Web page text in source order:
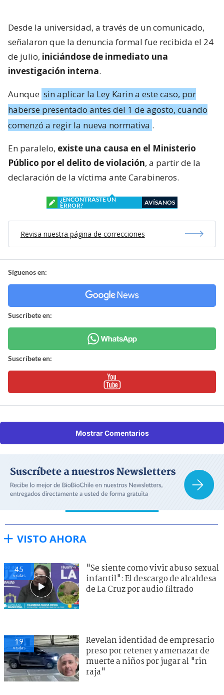
Desde la universidad, a través de un comunicado,
señalaron que la denuncia formal fue recibida el 24
de julio, iniciándose de inmediato una
investigación interna.
Aunque sin aplicar la Ley Karin a este caso, por
haberse presentado antes del 1 de agosto, cuando
comenzó a regir la nueva normativa .
En paralelo, existe una causa en el Ministerio
Público por el delito de violación, a partir de la
declaración de la víctima ante Carabineros.
¿ENCONTRASTE UN
ERROR?
AVÍSANOS
Revisa nuestra página de correcciones
Síguenos en:
Suscríbete en:
Suscríbete en:
Mostrar Comentarios
VISTO AHORA
45
visitas
"Se siente como vivir abuso sexual
infantil": El descargo de alcaldesa
de La Cruz por audio filtrado
19
visitas
Revelan identidad de empresario
preso por retener y amenazar de
muerte a niños por jugar al "rin
raja"